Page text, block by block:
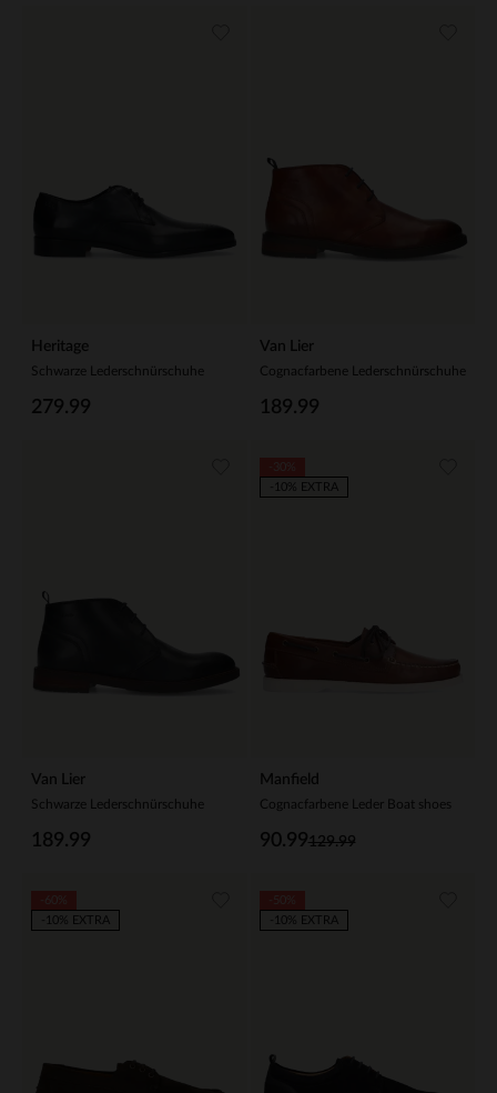
Heritage
Schwarze Lederschnürschuhe
279.99
Van Lier
Cognacfarbene Lederschnürschuhe
189.99
Van Lier
Schwarze Lederschnürschuhe
189.99
Manfield
Cognacfarbene Leder Boat shoes
129.99
90.99
-10% EXTRA
-10% EXTRA
-10% EXTRA